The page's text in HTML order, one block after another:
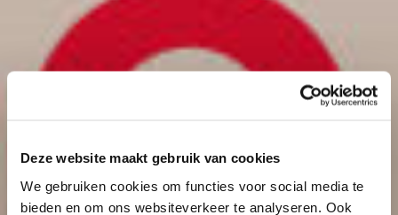
Deze website maakt gebruik van cookies
We gebruiken cookies om functies voor social media te
bieden en om ons websiteverkeer te analyseren. Ook
Concert Las Músicas
Wijkfestival Hoograven